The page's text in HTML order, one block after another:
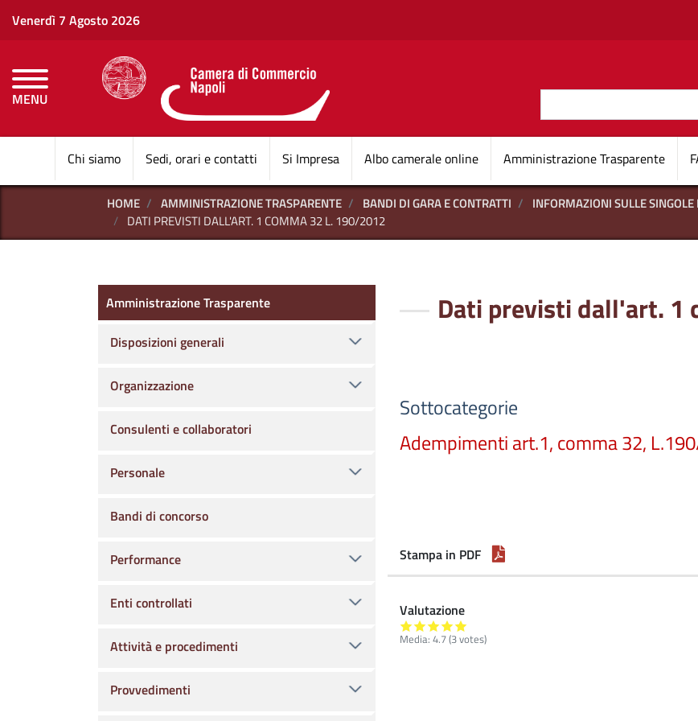
Venerdì 7 Agosto 2026
MENU
CAMERE DI COMMERCIO D'ITALIA Navigazione
Chi siamo Sedi, orari e contatti Si Impresa Albo camerale online Amministrazione Trasparente
HOME AMMINISTRAZIONE TRASPARENTE BANDI DI GARA E CONTRATTI
INFORMAZIONI SULLE
DATI PREVISTI DALL'ART. 1 COMMA 32 L. 190/2012
Dati previsti dall'art. 1
Sottocategorie
Adempimenti art.1, comma 32,
Stampa in PDF
Valutazione
Media: 4.7(3votes)
Amministrazione Trasparente
Amministrazione Trasparente
Disposizioni generali
Organizzazione
Consulenti e collaboratori
Personale
Bandi di concorso
Performance
Enti controllati
Attività e procedimenti
Provvedimenti